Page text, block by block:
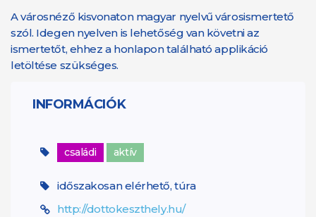
A városnéző kisvonaton magyar nyelvű városismertető
szól. Idegen nyelven is lehetőség van követni az
ismertetőt, ehhez a honlapon található applikáció
letöltése szükséges.
INFORMÁCIÓK
családi aktív
időszakosan elérhető, túra
http://dottokeszthely.hu/